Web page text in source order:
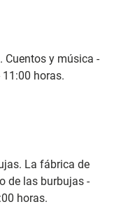
Cuentos y música -
horas.
La fábrica de
de las burbujas -
horas.